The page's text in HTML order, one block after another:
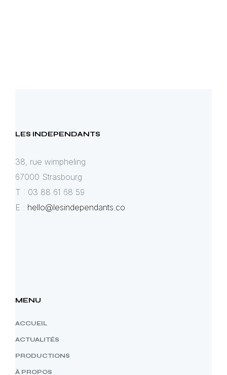
LES INDEPENDANTS
38, rue wimpheling
67000 Strasbourg
T : 03 88 61 68 59
E : hello@lesindependants.co
MENU
ACCUEIL
ACTUALITÉS
PRODUCTIONS
À PROPOS